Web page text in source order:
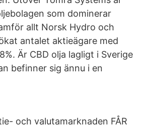
som dominerar
allt Norsk Hydro och
antalet aktieägare med
Är CBD olja lagligt i Sverige
befinner sig ännu i en
och valutamarknaden FÅR